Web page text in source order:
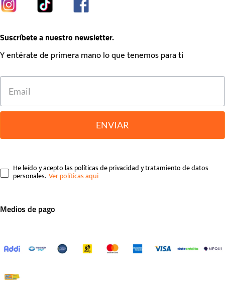
Suscríbete a nuestro newsletter.
Y entérate de primera mano lo que tenemos para ti
ENVIAR
He leído y acepto las políticas de privacidad y tratamiento de datos
personales.
Medios de pago